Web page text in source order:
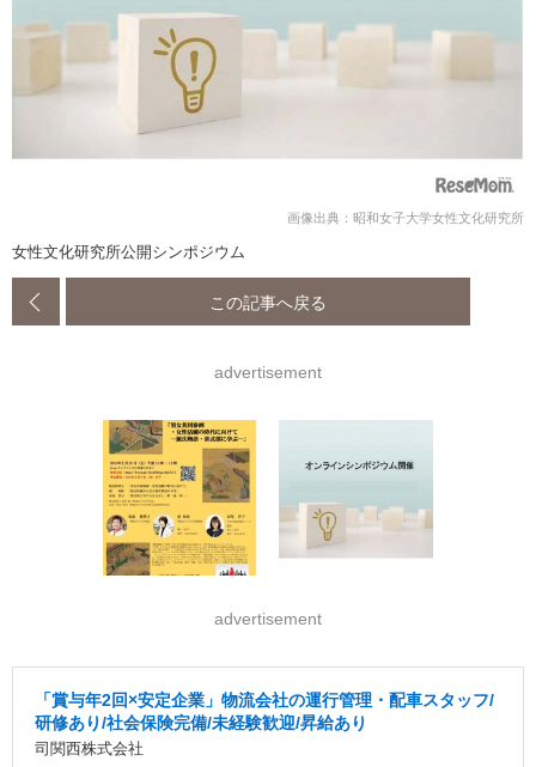
画像出典：昭和女子大学女性文化研究所
女性文化研究所公開シンポジウム
この記事へ戻る
advertisement
advertisement
「賞与年2回×安定企業」物流会社の運行管理・配車スタッフ/
研修あり/社会保険完備/未経験歓迎/昇給あり
司関西株式会社